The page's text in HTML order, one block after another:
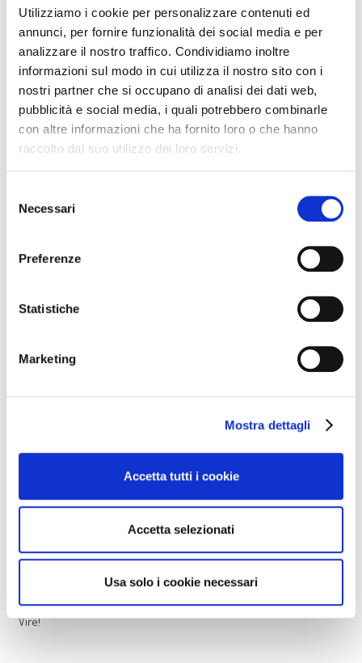
Utilizziamo i cookie per personalizzare contenuti ed
annunci, per fornire funzionalità dei social media e per
analizzare il nostro traffico. Condividiamo inoltre
informazioni sul modo in cui utilizza il nostro sito con i
nostri partner che si occupano di analisi dei dati web,
pubblicità e social media, i quali potrebbero combinarle
con altre informazioni che ha fornito loro o che hanno
raccolto dal suo utilizzo dei loro servizi.
delNecessari
Preferenze
Statistiche
Marketing
Mostra dettagli
Accetta tutti i cookie
Accetta selezionati
Usa solo i cookie necessari
LE RICETTE NATALIZIE DEL MAESTRO BECHOUX
Ricette dolci e salate per preparazioni gourmet con i prodotti Elle &
Vire!